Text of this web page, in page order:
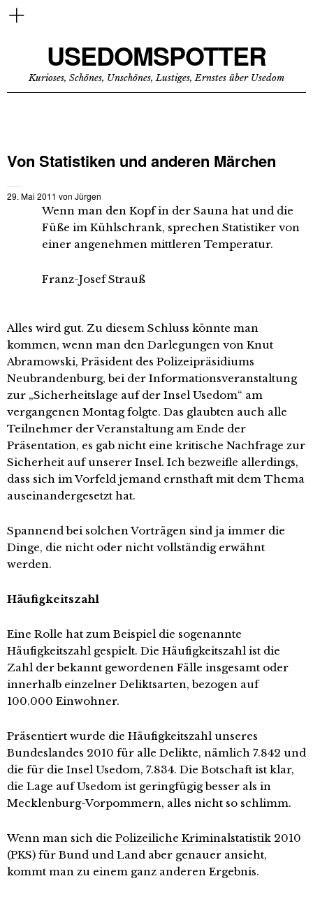
USEDOMSPOTTER
Kurioses, Schönes, Unschönes, Lustiges, Ernstes über Usedom
Von Statistiken und anderen Märchen
29. Mai 2011 von Jürgen
Wenn man den Kopf in der Sauna hat und die
Füße im Kühlschrank, sprechen Statistiker von
einer angenehmen mittleren Temperatur.
Franz-Josef Strauß
Alles wird gut. Zu diesem Schluss könnte man
kommen, wenn man den Darlegungen von Knut
Abramowski, Präsident des Polizeipräsidiums
Neubrandenburg, bei der Informationsveranstaltung
zur „Sicherheitslage auf der Insel Usedom“ am
vergangenen Montag folgte. Das glaubten auch alle
Teilnehmer der Veranstaltung am Ende der
Präsentation, es gab nicht eine kritische Nachfrage zur
Sicherheit auf unserer Insel. Ich bezweifle allerdings,
dass sich im Vorfeld jemand ernsthaft mit dem Thema
auseinandergesetzt hat.
Spannend bei solchen Vorträgen sind ja immer die
Dinge, die nicht oder nicht vollständig erwähnt
werden.
Häufigkeitszahl
Eine Rolle hat zum Beispiel die sogenannte
Häufigkeitszahl gespielt. Die Häufigkeitszahl ist die
Zahl der bekannt gewordenen Fälle insgesamt oder
innerhalb einzelner Deliktsarten, bezogen auf
100.000 Einwohner.
Präsentiert wurde die Häufigkeitszahl unseres
Bundeslandes 2010 für alle Delikte, nämlich 7.842 und
die für die Insel Usedom, 7.834. Die Botschaft ist klar,
die Lage auf Usedom ist geringfügig besser als in
Mecklenburg-Vorpommern, alles nicht so schlimm.
Wenn man sich die Polizeiliche Kriminalstatistik 2010
(PKS) für Bund und Land aber genauer ansieht,
kommt man zu einem ganz anderen Ergebnis.